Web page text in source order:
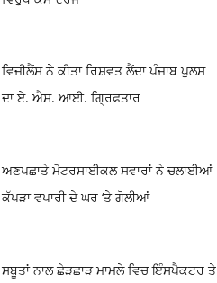
ਵਿਜੀਲੈਂਸ ਨੇ ਕੀਤਾ ਰਿਸ਼ਵਤ ਲੈਂਦਾ ਪੰਜਾਬ ਪੁਲਸ
ਦਾ ਏ. ਐਸ. ਆਈ. ਗ੍ਰਿਫ਼ਤਾਰ
ਅਣਪਛਾਤੇ ਮੋਟਰਸਾਈਕਲ ਸਵਾਰਾਂ ਨੇ ਚਲਾਈਆਂ
ਕੱਪੜਾ ਵਪਾਰੀ ਦੇ ਘਰ ‘ਤੇ ਗੋਲੀਆਂ
ਸਬੂਤਾਂ ਨਾਲ ਛੇੜਛਾੜ ਮਾਮਲੇ ਵਿਚ ਇੰਸਪੈਕਟਰ ਤੇ